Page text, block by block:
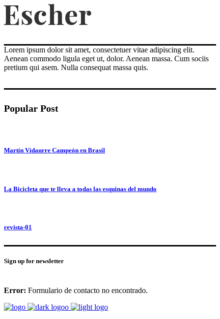
Lorem ipsum dolor sit amet, consectetuer vitae adipiscing elit.
Aenean commodo ligula eget ut, dolor. Aenean massa. Cum sociis
pretium qui asem. Nulla consequat massa quis.
Popular Post
Martín Vidaurre Campeón en Brasil
La Bicicleta que te lleva a todas las esquinas del mundo
revista-01
Sign up for newsletter
Error: Formulario de contacto no encontrado.